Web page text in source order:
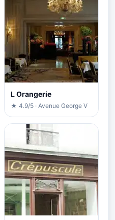
L Orangerie
★ 4.9/5 · Avenue George V